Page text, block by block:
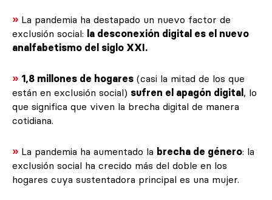
» La pandemia ha destapado un nuevo factor de
exclusión social: la desconexión digital es el nuevo
analfabetismo del siglo XXI.
» 1,8 millones de hogares (casi la mitad de los que
están en exclusión social) sufren el apagón digital , lo
que significa que viven la brecha digital de manera
cotidiana.
» La pandemia ha aumentado la brecha de género: la
exclusión social ha crecido más del doble en los
hogares cuya sustentadora principal es una mujer.